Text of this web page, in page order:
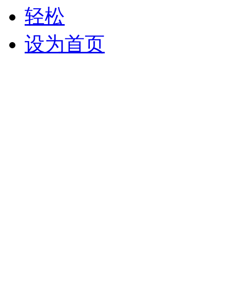
轻松
设为首页